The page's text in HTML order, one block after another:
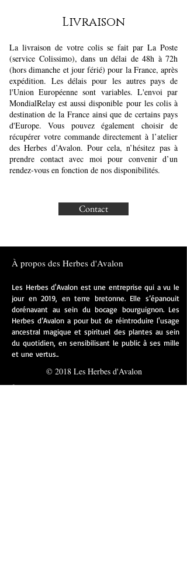
Livraison
La livraison de votre colis se fait par La Poste
(service Colissimo), dans un délai de 48h à 72h
(hors dimanche et jour férié) pour la France, après
expédition. Les délais pour les autres pays de
l'Union Européenne sont variables. L'envoi par
MondialRelay est aussi disponible pour les colis à
destination de la France ainsi que de certains pays
d'Europe. Vous pouvez également choisir de
récupérer votre commande directement à l’atelier
des Herbes d’Avalon. Pour cela, n’hésitez pas à
prendre contact avec moi pour convenir d’un
rendez-vous en fonction de nos disponibilités.
Contact
À propos des Herbes d'Avalon
Les Herbes d'Avalon est une entreprise qui a vu le
jour en 2019, en terre bretonne. Elle s’épanouit
dorénavant au sein du bocage bourguignon. Les
Herbes d’Avalon a pour but de réintroduire l'usage
ancestral magique et spirituel des plantes au sein
du quotidien, en sensibilisant le public à ses mille
et une vertus..
© 2018 Les Herbes d'Avalon
À PROPOS
CONTACT BLOG FAQ